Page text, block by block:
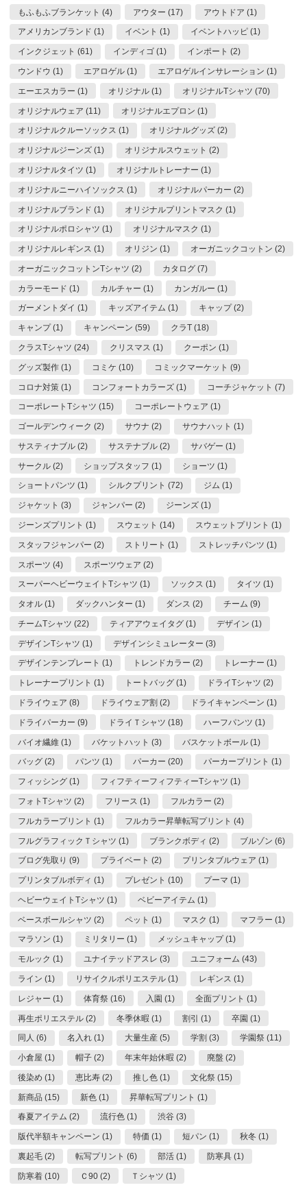
もふもふブランケット (4) アウター (17) アウトドア (1)
アメリカンブランド (1) イベント (1) イベントハッピ (1)
インクジェット (61) インディゴ (1) インポート (2)
ウンドウ (1) エアロゲル (1) エアロゲルインサレーション (1)
エーエスカラー (1) オリジナル (1) オリジナルTシャツ (70)
オリジナルウェア (11) オリジナルエプロン (1)
オリジナルクルーソックス (1) オリジナルグッズ (2)
オリジナルジーンズ (1) オリジナルスウェット (2)
オリジナルタイツ (1) オリジナルトレーナー (1)
オリジナルニーハイソックス (1) オリジナルパーカー (2)
オリジナルブランド (1) オリジナルプリントマスク (1)
オリジナルポロシャツ (1) オリジナルマスク (1)
オリジナルレギンス (1) オリジン (1) オーガニックコットン (2)
オーガニックコットンTシャツ (2) カタログ (7)
カラーモード (1) カルチャー (1) カンガルー (1)
ガーメントダイ (1) キッズアイテム (1) キャップ (2)
キャンプ (1) キャンペーン (59) クラT (18)
クラスTシャツ (24) クリスマス (1) クーポン (1)
グッズ製作 (1) コミケ (10) コミックマーケット (9)
コロナ対策 (1) コンフォートカラーズ (1) コーチジャケット (7)
コーポレートTシャツ (15) コーポレートウェア (1)
ゴールデンウィーク (2) サウナ (2) サウナハット (1)
サスティナブル (2) サステナブル (2) サバゲー (1)
サークル (2) ショップスタッフ (1) ショーツ (1)
ショートパンツ (1) シルクプリント (72) ジム (1)
ジャケット (3) ジャンパー (2) ジーンズ (1)
ジーンズプリント (1) スウェット (14) スウェットプリント (1)
スタッフジャンパー (2) ストリート (1) ストレッチパンツ (1)
スポーツ (4) スポーツウェア (2)
スーパーヘビーウェイトTシャツ (1) ソックス (1) タイツ (1)
タオル (1) ダックハンター (1) ダンス (2) チーム (9)
チームTシャツ (22) ティアアウェイタグ (1) デザイン (1)
デザインTシャツ (1) デザインシミュレーター (3)
デザインテンプレート (1) トレンドカラー (2) トレーナー (1)
トレーナープリント (1) トートバッグ (1) ドライTシャツ (2)
ドライウェア (8) ドライウェア割 (2) ドライキャンペーン (1)
ドライパーカー (9) ドライＴシャツ (18) ハーフパンツ (1)
バイオ繊維 (1) バケットハット (3) バスケットボール (1)
バッグ (2) パンツ (1) パーカー (20) パーカープリント (1)
フィッシング (1) フィフティーフィフティーTシャツ (1)
フォトTシャツ (2) フリース (1) フルカラー (2)
フルカラープリント (1) フルカラー昇華転写プリント (4)
フルグラフィックＴシャツ (1) ブランクボディ (2) ブルゾン (6)
ブログ先取り (9) プライベート (2) プリンタブルウェア (1)
プリンタブルボディ (1) プレゼント (10) プーマ (1)
ヘビーウェイトTシャツ (1) ベビーアイテム (1)
ベースボールシャツ (2) ペット (1) マスク (1) マフラー (1)
マラソン (1) ミリタリー (1) メッシュキャップ (1)
モルック (1) ユナイテッドアスレ (3) ユニフォーム (43)
ライン (1) リサイクルポリエステル (1) レギンス (1)
レジャー (1) 体育祭 (16) 入園 (1) 全面プリント (1)
再生ポリエステル (2) 冬季休暇 (1) 割引 (1) 卒園 (1)
同人 (6) 名入れ (1) 大量生産 (5) 学割 (3) 学園祭 (11)
小倉屋 (1) 帽子 (2) 年末年始休暇 (2) 廃盤 (2)
後染め (1) 恵比寿 (2) 推し色 (1) 文化祭 (15)
新商品 (15) 新色 (1) 昇華転写プリント (1)
春夏アイテム (2) 流行色 (1) 渋谷 (3)
版代半額キャンペーン (1) 特価 (1) 短パン (1) 秋冬 (1)
裏起毛 (2) 転写プリント (6) 部活 (1) 防寒具 (1)
防寒着 (10) Ｃ90 (2) Ｔシャツ (1)